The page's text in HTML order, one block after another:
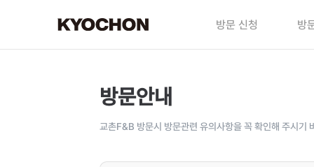
방문 신청 방
방문안내
교촌F&B 방문시 방문관련 유의사항을 꼭 확인해 주시기